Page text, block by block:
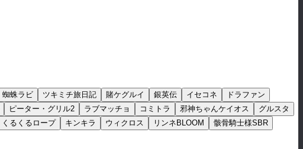
蜘蛛ラビ ツキミチ旅日記 賭ケグルイ 銀英伝 イセコネ
ドラファン
ピーター・グリル2 ラブマッチョ コミトラ 邪神ちゃんケイオス
グルスタ
くるくるロープ キンキラ ウィクロス リンネBLOOM
骸骨騎士様SBR